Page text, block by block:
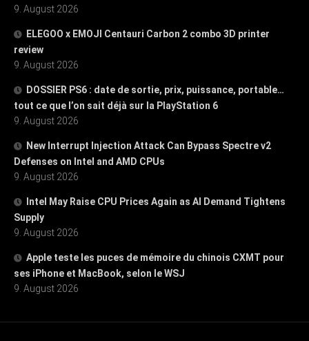
9. August 2026
ELEGOO x EMOJI Centauri Carbon 2 combo 3D printer
review
9. August 2026
DOSSIER PS6 : date de sortie, prix, puissance, portable…
tout ce que l’on sait déjà sur la PlayStation 6
9. August 2026
New Interrupt Injection Attack Can Bypass Spectre v2
Defenses on Intel and AMD CPUs
9. August 2026
Intel May Raise CPU Prices Again as AI Demand Tightens
Supply
9. August 2026
Apple teste les puces de mémoire du chinois CXMT pour
ses iPhone et MacBook, selon le WSJ
9. August 2026